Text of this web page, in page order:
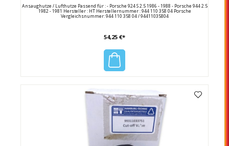
Ansaughutze / Lufthutze Passend für : - Porsche 924 S 2.5 1986 - 1988 - Porsche 944 2.5
1982 - 1981 Hersteller : HT Herstellernummer : 944 110 358 04 Porsche
Vergleichsnummer: 944 110 358 04 / 94411035804
54,25 €*